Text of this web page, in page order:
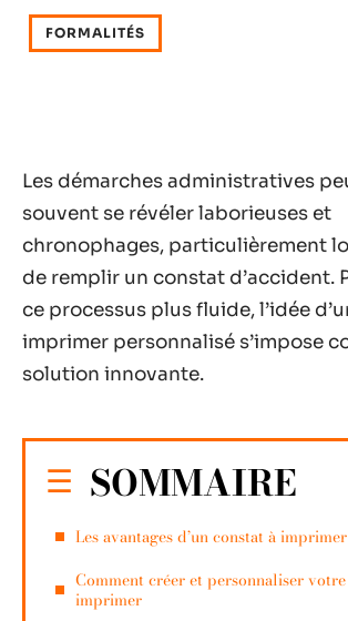
FORMALITÉS
Les démarches administratives
souvent se révéler laborieuses et
chronophages, particulièrement
de remplir un constat d’accident.
ce processus plus fluide, l’idée
imprimer personnalisé s’impose
solution innovante.
SOMMAIRE
Les avantages d’un constat à
Comment créer et personnaliser
imprimer